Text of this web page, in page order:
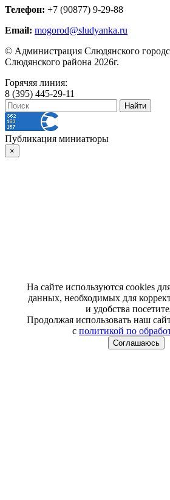
Телефон: +7 (90877) 9-29-88
Email: mogorod@sludyanka.ru
© Администрация Слюдянского
Слюдянского района 2026г.
Горячяя линия:
8 (395) 445-29-11
Публикация миниатюры
×
На сайте используются cookies
данных, необходимых для
и удобства
Продолжая использовать наш
с политикой по
Соглашаюсь